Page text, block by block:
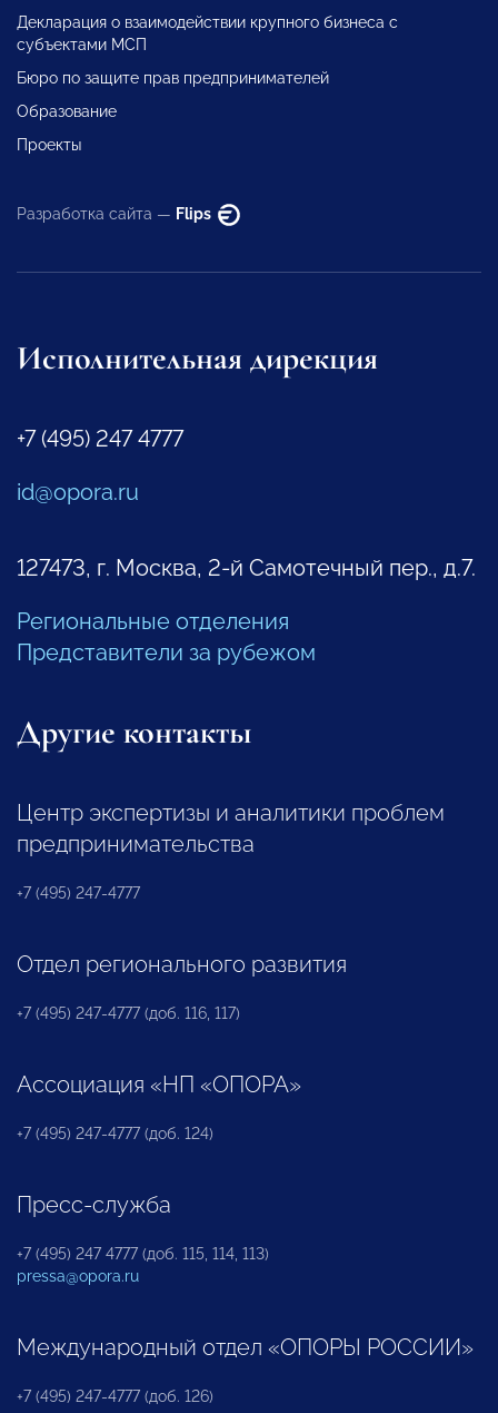
Декларация о взаимодействии крупного бизнеса с
субъектами МСП
Бюро по защите прав предпринимателей
Образование
Проекты
Разработка сайта — Flips
Исполнительная дирекция
+7 (495) 247 4777
id@opora.ru
127473, г. Москва, 2-й Самотечный пер., д.7.
Региональные отделения
Представители за рубежом
Другие контакты
Центр экспертизы и аналитики проблем
предпринимательства
+7 (495) 247-4777
Отдел регионального развития
+7 (495) 247-4777 (доб. 116, 117)
Ассоциация «НП «ОПОРА»
+7 (495) 247-4777 (доб. 124)
Пресс-служба
+7 (495) 247 4777 (доб. 115, 114, 113)
pressa@opora.ru
Международный отдел «ОПОРЫ РОССИИ»
+7 (495) 247-4777 (доб. 126)